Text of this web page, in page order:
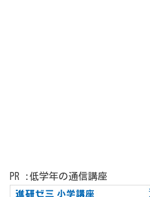
PR :低学年の通信講座